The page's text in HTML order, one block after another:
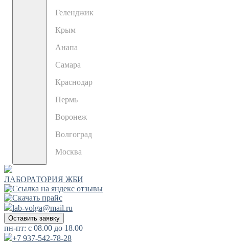
Геленджик
Крым
Анапа
Самара
Краснодар
Пермь
Воронеж
Волгоград
Москва
ЛАБОРАТОРИЯ ЖБИ
lab-volga@mail.ru
Оставить заявку
пн-пт: с 08.00 до 18.00
+7 937-542-78-28